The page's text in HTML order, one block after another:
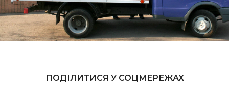
ПОДІЛИТИСЯ У СОЦМЕРЕЖАХ